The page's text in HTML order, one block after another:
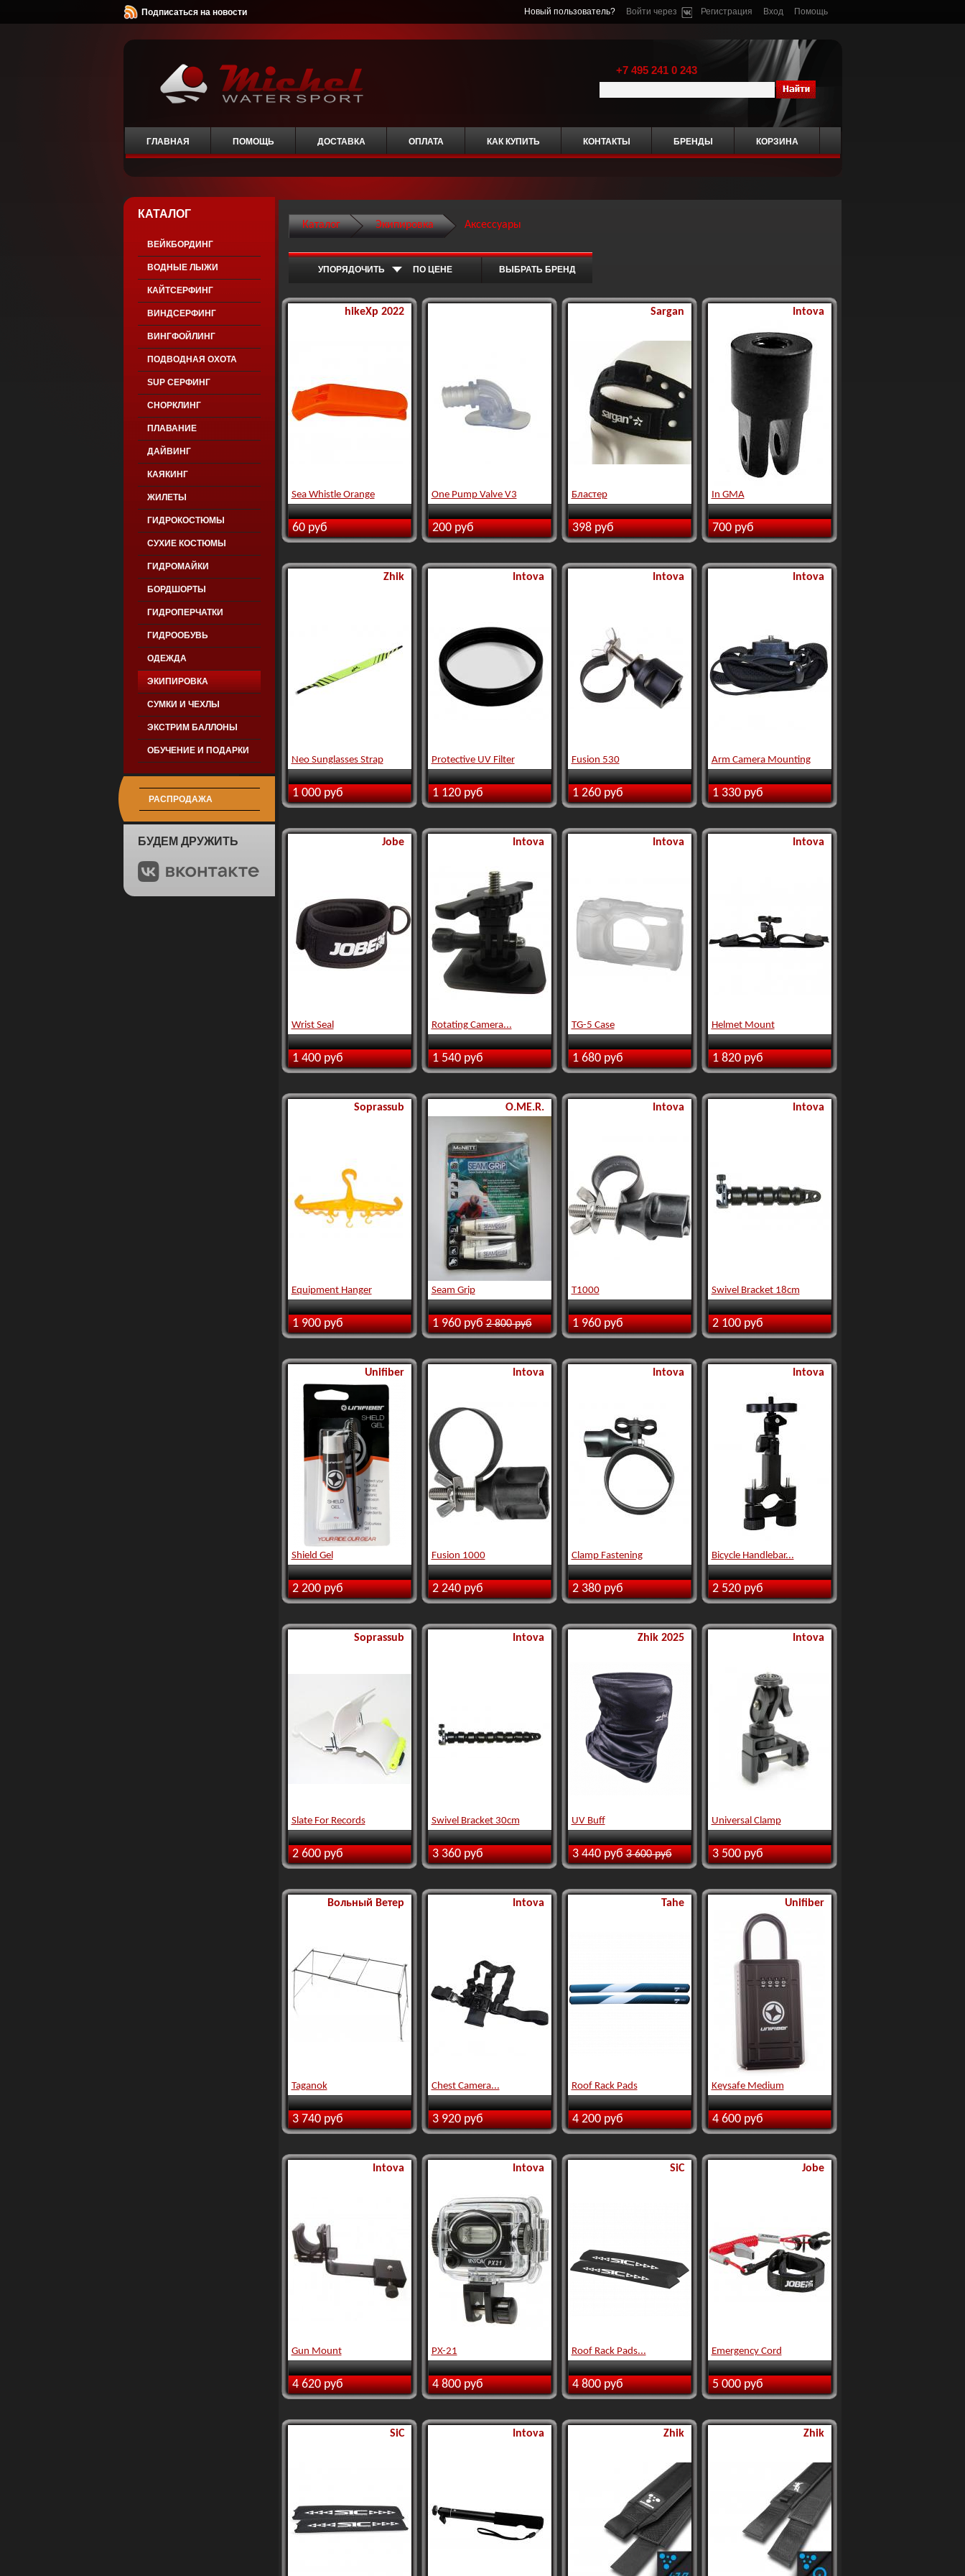
Подписаться на новости Новый пользователь? Войти через Регистрация Вход Помощь
+7 495 241 0 243
ГЛАВНАЯ ПОМОЩЬ ДОСТАВКА ОПЛАТА КАК КУПИТЬ КОНТАКТЫ БРЕНДЫ КОРЗИНА
КАТАЛОГ
ВЕЙКБОРДИНГ
ВОДНЫЕ ЛЫЖИ
КАЙТСЕРФИНГ
ВИНДСЕРФИНГ
ВИНГФОЙЛИНГ
ПОДВОДНАЯ ОХОТА
SUP СЕРФИНГ
СНОРКЛИНГ
ПЛАВАНИЕ
ДАЙВИНГ
КАЯКИНГ
ЖИЛЕТЫ
ГИДРОКОСТЮМЫ
СУХИЕ КОСТЮМЫ
ГИДРОМАЙКИ
БОРДШОРТЫ
ГИДРОПЕРЧАТКИ
ГИДРООБУВЬ
ОДЕЖДА
ЭКИПИРОВКА
СУМКИ И ЧЕХЛЫ
ЭКСТРИМ БАЛЛОНЫ
ОБУЧЕНИЕ И ПОДАРКИ
РАСПРОДАЖА
БУДЕМ ДРУЖИТЬ
Каталог Экипировка Аксессуары
УПОРЯДОЧИТЬ ПО ЦЕНЕ ВЫБРАТЬ БРЕНД
hikeXp 2022
Sea Whistle Orange
60 руб
One Pump Valve V3
200 руб
Sargan
Бластер
398 руб
Intova
In GMA
700 руб
Zhik
Neo Sunglasses Strap
1 000 руб
Intova
Protective UV Filter
1 120 руб
Intova
Fusion 530
1 260 руб
Intova
Arm Camera Mounting
1 330 руб
Jobe
Wrist Seal
1 400 руб
Intova
Rotating Camera...
1 540 руб
Intova
TG-5 Case
1 680 руб
Intova
Helmet Mount
1 820 руб
Soprassub
Equipment Hanger
1 900 руб
O.ME.R.
Seam Grip
1 960 руб2 800 руб
Intova
T1000
1 960 руб
Intova
Swivel Bracket 18cm
2 100 руб
Unifiber
Shield Gel
2 200 руб
Intova
Fusion 1000
2 240 руб
Intova
Clamp Fastening
2 380 руб
Intova
Bicycle Handlebar...
2 520 руб
Soprassub
Slate For Records
2 600 руб
Intova
Swivel Bracket 30cm
3 360 руб
Zhik 2025
UV Buff
3 440 руб3 600 руб
Intova
Universal Clamp
3 500 руб
Вольный Ветер
Taganok
3 740 руб
Intova
Chest Camera...
3 920 руб
Tahe
Roof Rack Pads
4 200 руб
Unifiber
Keysafe Medium
4 600 руб
Intova
Gun Mount
4 620 руб
Intova
PX-21
4 800 руб
SiC
Roof Rack Pads...
4 800 руб
Jobe
Emergency Cord
5 000 руб
SiC Intova Zhik Zhik